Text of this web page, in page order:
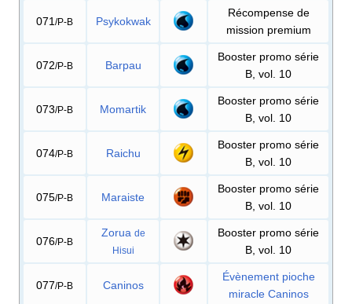
071 /P-B Psykokwak
Récompense de
mission premium
072/P-B Barpau
Booster promo série
B, vol. 10
073/P-B Momartik
Booster promo série
B, vol. 10
074/P-B Raichu
Booster promo série
B, vol. 10
075/P-B Maraiste
Booster promo série
B, vol. 10
076/P-B
Zorua de
Hisui
Booster promo série
B, vol. 10
077/P-B Caninos
Évènement pioche
miracle Caninos